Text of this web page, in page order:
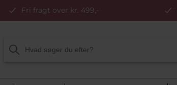
Fri fragt over kr. 499,-